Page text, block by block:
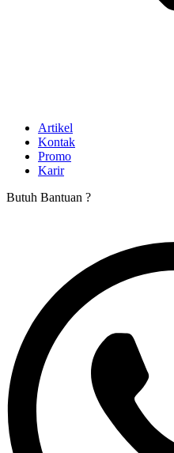
Artikel
Kontak
Promo
Karir
Butuh Bantuan ?